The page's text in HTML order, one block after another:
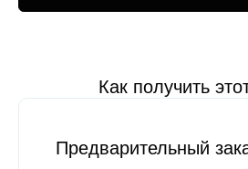
Как получить
Предварительный